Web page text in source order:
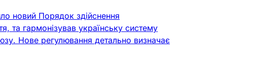
новий Порядок здійснення
та гармонізував українську систему
Нове регулювання детально визначає